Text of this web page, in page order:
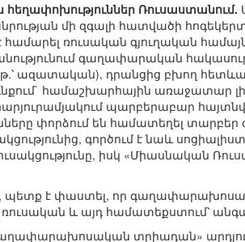
Ռուսաստանում.
մի զգալի հատվածի
համարել ռուսական գյուղական
գաղափարական
ազատական), դրանցից բխող
համաշխարհային առաջատար
պարբերաբար
փորձում են համատեղել
գործում է նաև
իսկ «Միասնական
պետք է փաստել, որ
ռուսական և այդ համատեքստում՝
տրիադան»